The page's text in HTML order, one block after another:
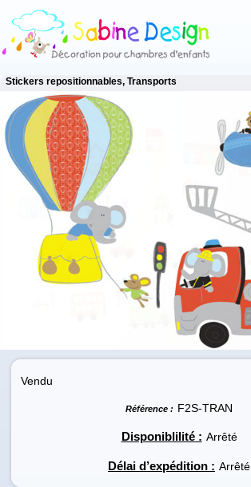
Accueil
Qui sommes-nous ?
L’Artiste
Infos Clients
Contact
Stickers repositionnables, Transports
Vendu
Référence : F2S-TRAN
Disponiblilité : Arrêté
Délai d’expédition : Arrêté